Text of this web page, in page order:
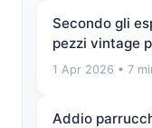
Secondo gli
pezzi vintage
1 Apr 2026 • 7
Addio